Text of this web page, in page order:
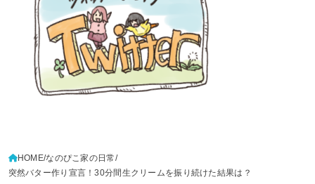
HOME なのぴこ家の日常
突然バター作り宣言！30分間生クリームを振り続けた結果は？